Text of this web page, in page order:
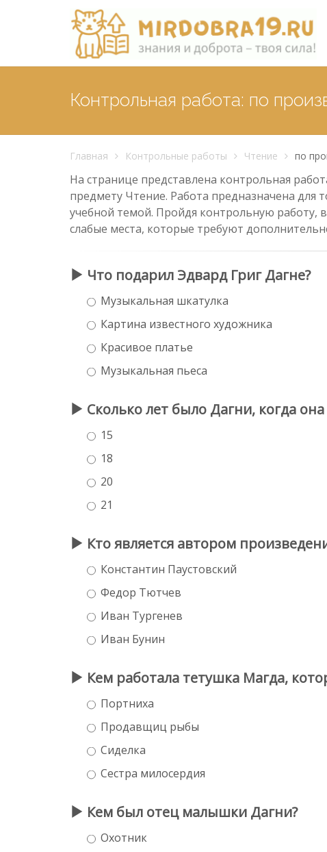
Контрольная работа: по
Главная Контрольные работы Чтение по
На странице представлена контрольная
предмету Чтение. Работа предназначена для
учебной темой. Пройдя контрольную работу,
слабые места, которые требуют
Что подарил Эдвард Григ Дагне?
Музыкальная шкатулка
Картина известного художника
Красивое платье
Музыкальная пьеса
Сколько лет было Дагни, когда
15
18
20
21
Кто является автором
Константин Паустовский
Федор Тютчев
Иван Тургенев
Иван Бунин
Кем работала тетушка Магда,
Портниха
Продавщиц рыбы
Сиделка
Сестра милосердия
Кем был отец малышки Дагни?
Охотник